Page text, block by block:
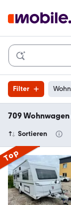
Filter
709
Sortieren
Top